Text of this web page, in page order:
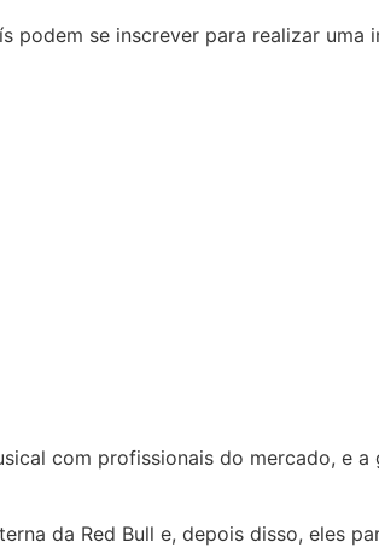
podem se inscrever para realizar
com profissionais do mercado, e
da Red Bull e, depois disso, eles